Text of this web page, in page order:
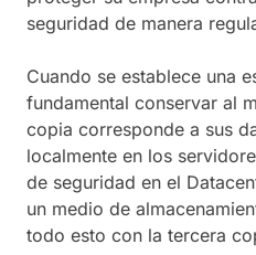
seguridad de manera
Cuando se establece una
fundamental conservar al
copia corresponde a sus
localmente en los
de seguridad en el
un medio de
todo esto con la tercera